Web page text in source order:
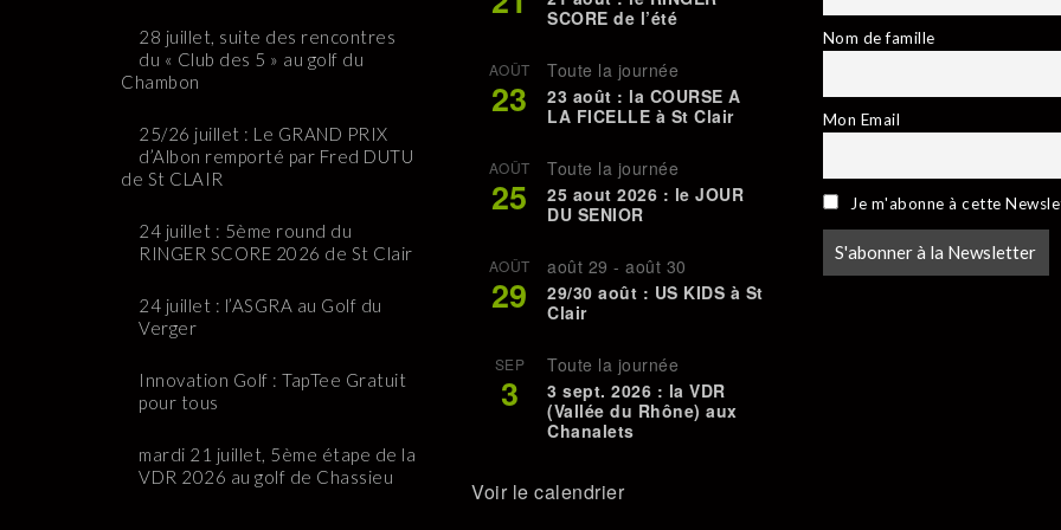
28 juillet, suite des rencontres
du « Club des 5 » au golf du
Chambon
25/26 juillet : Le GRAND PRIX
d’Albon remporté par Fred DUTU
de St CLAIR
24 juillet : 5ème round du
RINGER SCORE 2026 de St Clair
24 juillet : l’ASGRA au Golf du
Verger
Innovation Golf : TapTee Gratuit
pour tous
mardi 21 juillet, 5ème étape de la
VDR 2026 au golf de Chassieu
SCORE de l’été
AOÛT
23
Toute la journée
23 août : la COURSE A
LA FICELLE à St Clair
AOÛT
25
Toute la journée
25 aout 2026 : le JOUR
DU SENIOR
AOÛT
29
août 29 -août 30
29/30 août : US KIDS à St
Clair
SEP
3
Toute la journée
3 sept. 2026 : la VDR
(Vallée du Rhône) aux
Chanalets
Voir le calendrier
Nom de famille
Mon Email
Je m'abonne à cette